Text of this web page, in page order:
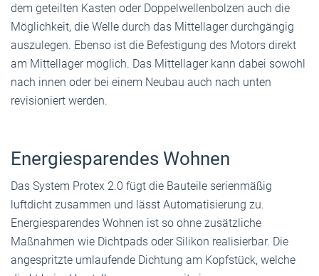
dem geteilten Kasten oder Doppelwellenbolzen auch die
Möglichkeit, die Welle durch das Mittellager durchgängig
auszulegen. Ebenso ist die Befestigung des Motors direkt
am Mittellager möglich. Das Mittellager kann dabei sowohl
nach innen oder bei einem Neubau auch nach unten
revisioniert werden.
Energiesparendes Wohnen
Das System Protex 2.0 fügt die Bauteile serienmäßig
luftdicht zusammen und lässt Automatisierung zu.
Energiesparendes Wohnen ist so ohne zusätzliche
Maßnahmen wie Dichtpads oder Silikon realisierbar. Die
angespritzte umlaufende Dichtung am Kopfstück, welche